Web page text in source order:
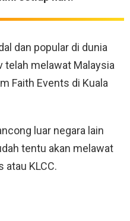
dan popular di dunia
telah melawat Malaysia
Faith Events di Kuala
luar negara lain
tentu akan melawat
atau KLCC.